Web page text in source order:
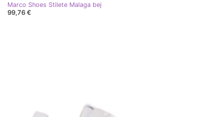
Marco Shoes Stilete Malaga bej
99,76 €